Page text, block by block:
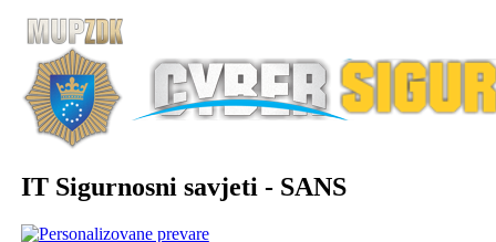
IT Sigurnosni savjeti - SANS